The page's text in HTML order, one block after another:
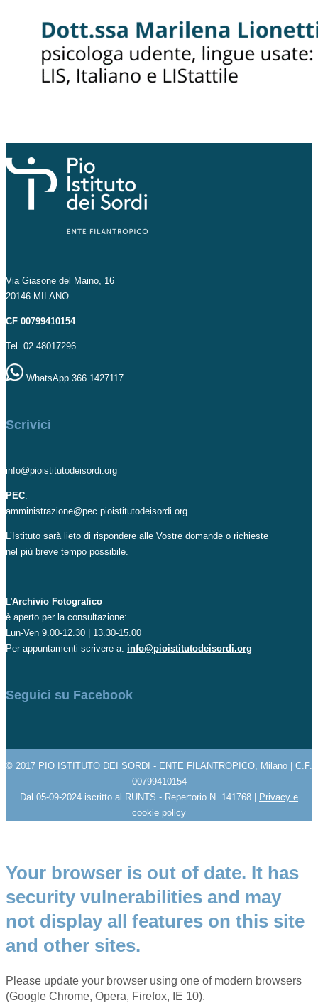
Via Giasone del Maino, 16
20146 MILANO
CF 00799410154
Tel. 02 48017296
WhatsApp 366 1427117
Scrivici
info@pioistitutodeisordi.org
PEC:
amministrazione@pec.pioistitutodeisordi.org
L’Istituto sarà lieto di rispondere alle Vostre domande o richieste
nel più breve tempo possibile.
L'Archivio Fotografico
è aperto per la consultazione:
Lun-Ven 9.00-12.30 | 13.30-15.00
Per appuntamenti scrivere a: info@pioistitutodeisordi.org
Seguici su Facebook
© 2017 PIO ISTITUTO DEI SORDI - ENTE FILANTROPICO, Milano | C.F.
00799410154
Dal 05-09-2024 iscritto al RUNTS - Repertorio N. 141768 | Privacy e
cookie policy
Your browser is out of date. It has
security vulnerabilities and may
not display all features on this site
and other sites.
Please update your browser using one of modern browsers
(Google Chrome, Opera, Firefox, IE 10).